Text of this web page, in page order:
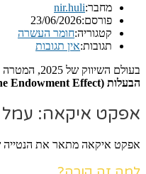
מחבר:nir.huli
פורסם:23/06/2026
קטגוריה:חומר העשרה
תגובות:אין תגובות
בעולם השיווק של 2025, המטרה היא לא רק למכור מוצר, אלא ליצור חיבור רגשי עמוק בינו לבין הלקוח. שני עקרונות פסיכולוגיים מרתקים שמסבירים כיצד נוצר החיבור הזה הם
הבעלות (The Endowment Effect)
אפקט איקאה: עמל
אפקט איקאה מתאר את הנטייה